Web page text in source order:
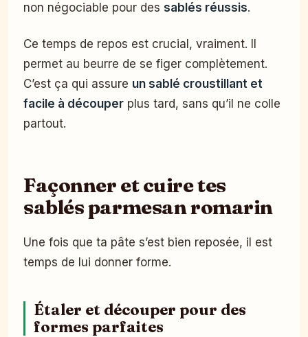
non négociable pour des sablés réussis.
Ce temps de repos est crucial, vraiment. Il
permet au beurre de se figer complètement.
C’est ça qui assure un sablé croustillant et
facile à découper plus tard, sans qu’il ne colle
partout.
Façonner et cuire tes
sablés parmesan romarin
Une fois que ta pâte s’est bien reposée, il est
temps de lui donner forme.
Étaler et découper pour des
formes parfaites